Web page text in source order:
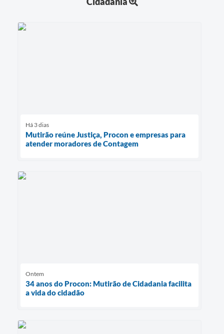
Há 3 dias
Mutirão reúne Justiça, Procon e empresas para
atender moradores de Contagem
Ontem
34 anos do Procon: Mutirão de Cidadania facilita
a vida do cidadão